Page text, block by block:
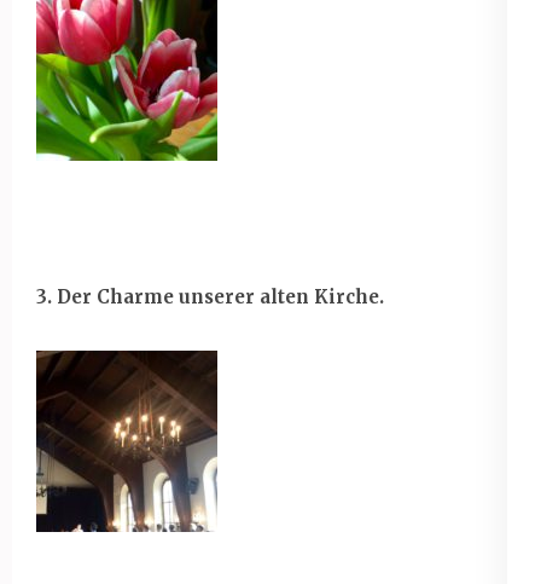
3. Der Charme unserer alten Kirche.